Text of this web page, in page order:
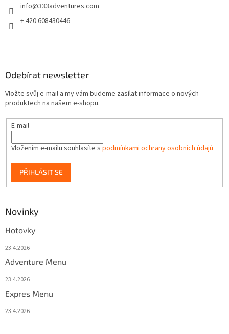
info@333adventures.com
+ 420 608430446
Odebírat newsletter
Vložte svůj e-mail a my vám budeme zasílat informace o nových
produktech na našem e-shopu.
E-mail
Vložením e-mailu souhlasíte s podmínkami ochrany osobních údajů
PŘIHLÁSIT SE
Novinky
Hotovky
23.4.2026
Adventure Menu
23.4.2026
Expres Menu
23.4.2026